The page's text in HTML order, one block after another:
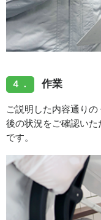
４． 作業
ご説明した内容通り
後の状況をご確認い
です。